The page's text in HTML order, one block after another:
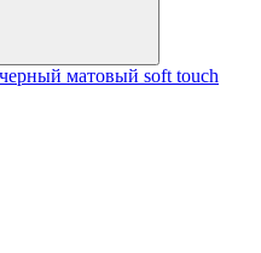
матовый soft touch